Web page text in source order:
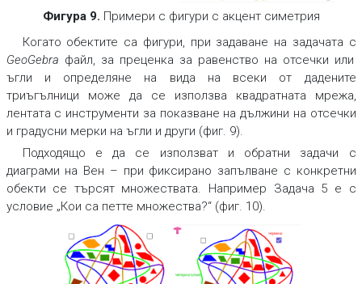
Фигура 9. Примери с фигури с акцент симетрия
Когато обектите са фигури, при задаване на задачата с
GeoGebra файл, за преценка за равенство на отсечки или
ъгли и определяне на вида на всеки от дадените
триъгълници може да се използва квадратната мрежа,
лентата с инструменти за показване на дължини на отсечки
и градусни мерки на ъгли и други (фиг. 9).
Подходящо е да се използват и обратни задачи с
диаграми на Вен – при фиксирано запълване с конкретни
обекти се търсят множествата. Например Задача 5 е с
условие „Кои са петте множества?“ (фиг. 10).